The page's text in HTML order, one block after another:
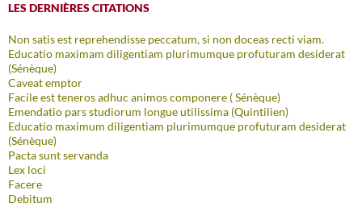
LES DERNIÈRES CITATIONS
Non satis est reprehendisse peccatum, si non doceas recti viam.
Educatio maximam diligentiam plurimumque profuturam desiderat
(Sénèque)
Caveat emptor
Facile est teneros adhuc animos componere ( Sénèque)
Emendatio pars studiorum longue utilissima (Quintilien)
Educatio maximum diligentiam plurimumque profuturam desiderat
(Sénèque)
Pacta sunt servanda
Lex loci
Facere
Debitum